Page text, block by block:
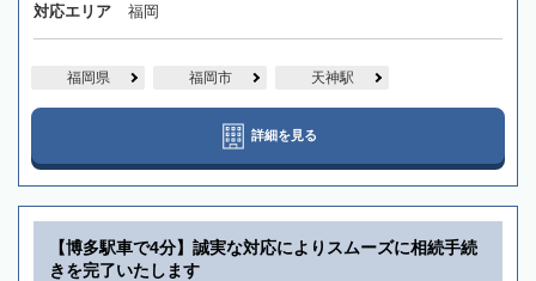
対応エリア 福岡
福岡県 福岡市 天神駅
詳細を見る
【博多駅車で4分】誠実な対応によりスムーズに相続手続
きを完了いたします